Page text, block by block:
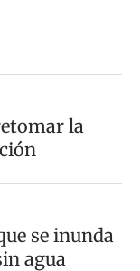
la
se inunda
agua